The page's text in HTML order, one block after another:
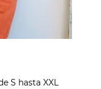
S hasta XXL